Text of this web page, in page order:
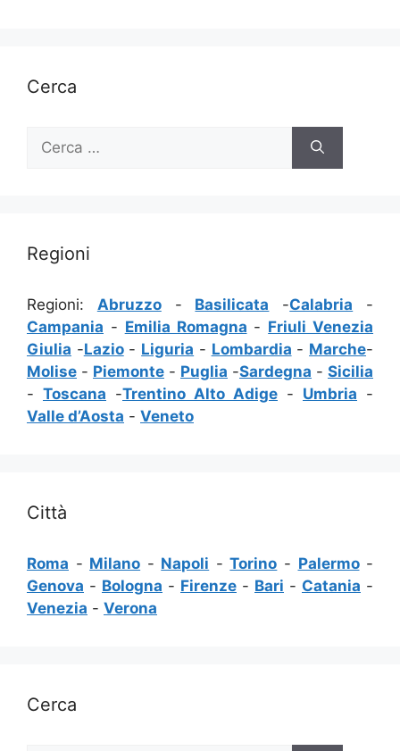
Cerca
per:
Regioni
Regioni: Abruzzo- Basilicata -Calabria -
Campania - Emilia Romagna - Friuli Venezia
Giulia -Lazio- Liguria - Lombardia - Marche-
Molise - Piemonte - Puglia -Sardegna - Sicilia
- Toscana -Trentino Alto Adige - Umbria -
Valle d’Aosta - Veneto
Città
Roma - Milano - Napoli -Torino - Palermo-
Genova - Bologna - Firenze - Bari - Catania -
Venezia - Verona
Cerca